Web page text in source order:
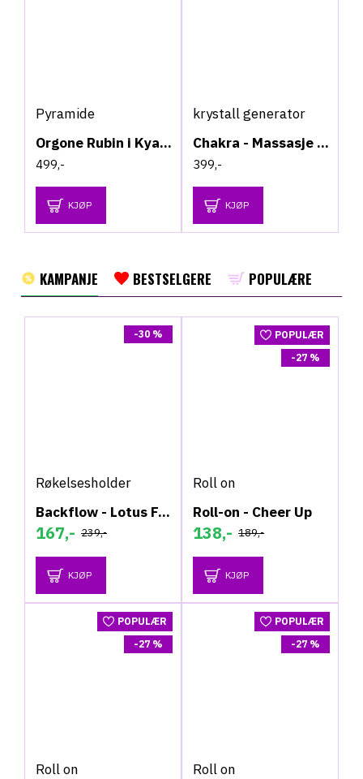
Pyramide
Orgone Rubin i Kyanitt Pyramide - Reiki
499,-
KJØP
krystall generator
Chakra - Massasje - Generator
399,-
KJØP
KAMPANJE BESTSELGERE POPULÆRE
-30 %
Røkelsesholder
Backflow - Lotus Fontene - Røkelsesholder
167,- 239,-
KJØP
POPULÆR
-27 %
Roll on
Roll-on - Cheer Up
138,- 189,-
KJØP
POPULÆR
-27 %
Roll on
POPULÆR
-27 %
Roll on